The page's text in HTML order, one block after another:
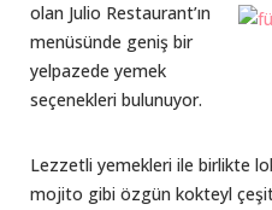
olan Julio Restaurant’ın
menüsünde geniş bir
yelpazede yemek
seçenekleri bulunuyor.
Lezzetli yemekleri ile birlikte
mojito gibi özgün kokteyl